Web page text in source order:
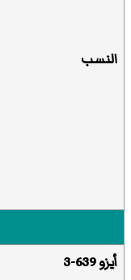
النسب
أيزو 639-3